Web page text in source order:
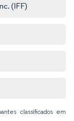
(IFF)
classificados em